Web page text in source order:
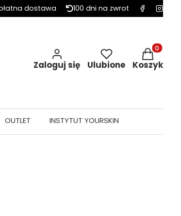
dostawa 100 dni na zwrot
Zaloguj się Ulubione
Produkty
Koszyk
OUTLET INSTYTUT YOURSKIN